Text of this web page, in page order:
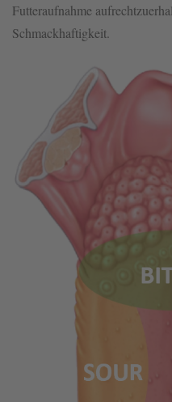
Futteraufnahme
Schmackhaftigkeit.